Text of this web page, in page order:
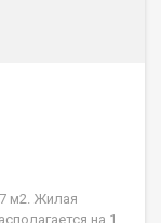
м2. Жилая
на 1